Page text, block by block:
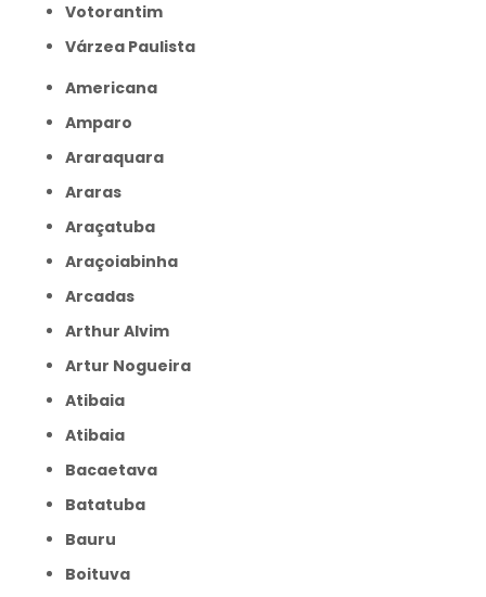
Votorantim
Várzea Paulista
Americana
Amparo
Araraquara
Araras
Araçatuba
Araçoiabinha
Arcadas
Arthur Alvim
Artur Nogueira
Atibaia
Atibaia
Bacaetava
Batatuba
Bauru
Boituva